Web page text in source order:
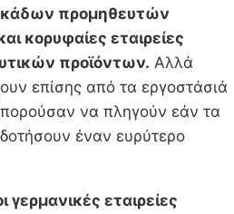
προμηθευτών
κορυφαίες εταιρείες
προϊόντων. Αλλά
επίσης από τα εργοστάσιά
να πληγούν εάν τα
έναν ευρύτερο
γερμανικές εταιρείες